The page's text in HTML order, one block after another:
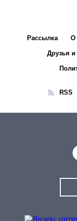
Рассылка О
Друзья
RSS